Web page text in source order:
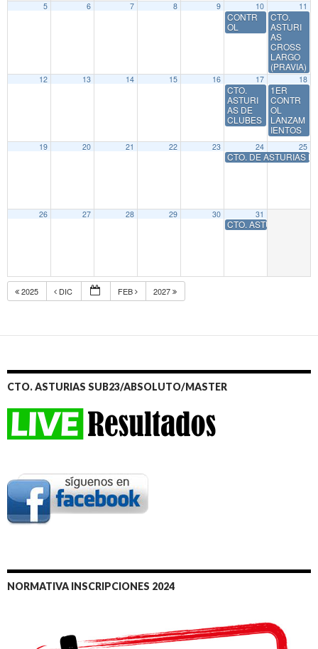
5 6 7 8 9 10
CONTR
OL
11
CTO.
ASTURI
AS
CROSS
LARGO
(PRAVIA)
12 13 14 15 16 17
CTO.
ASTURI
AS DE
CLUBES
18
1ER
CONTR
OL
LANZAM
IENTOS
19 20 21 22 23 24
CTO. DE ASTURIAS
25
26 27 28 29 30 31
CTO. ASTURIAS
2025 DIC FEB 2027
CTO. ASTURIAS SUB23/ABSOLUTO/MASTER
NORMATIVA INSCRIPCIONES 2024